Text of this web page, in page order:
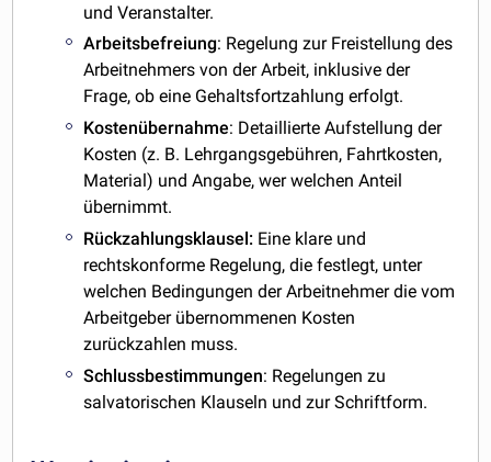
und Veranstalter.
Arbeitsbefreiung: Regelung zur Freistellung des
Arbeitnehmers von der Arbeit, inklusive der
Frage, ob eine Gehaltsfortzahlung erfolgt.
Kostenübernahme: Detaillierte Aufstellung der
Kosten (z. B. Lehrgangsgebühren, Fahrtkosten,
Material) und Angabe, wer welchen Anteil
übernimmt.
Rückzahlungsklausel: Eine klare und
rechtskonforme Regelung, die festlegt, unter
welchen Bedingungen der Arbeitnehmer die vom
Arbeitgeber übernommenen Kosten
zurückzahlen muss.
Schlussbestimmungen: Regelungen zu
salvatorischen Klauseln und zur Schriftform.